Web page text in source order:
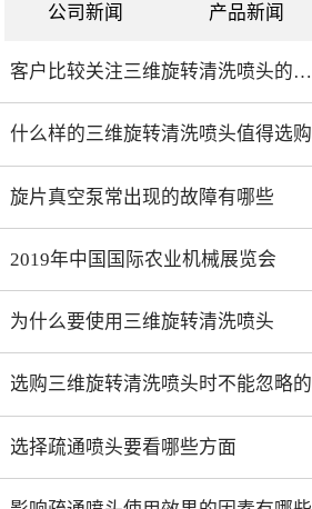
公司新闻 产品新闻
客户比较关注三维旋转清洗喷头的哪些方面
什么样的三维旋转清洗喷头值得选购
旋片真空泵常出现的故障有哪些
2019年中国国际农业机械展览会
为什么要使用三维旋转清洗喷头
选择疏通喷头要看哪些方面